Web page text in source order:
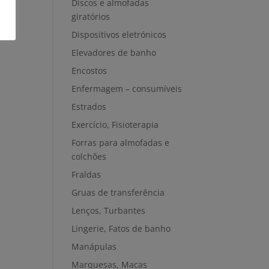
Discos e almofadas
giratórios
Dispositivos eletrónicos
Elevadores de banho
Encostos
Enfermagem – consumíveis
Estrados
Exercício, Fisioterapia
Forras para almofadas e
colchões
Fraldas
Gruas de transferência
Lenços, Turbantes
Lingerie, Fatos de banho
Manápulas
Marquesas, Macas